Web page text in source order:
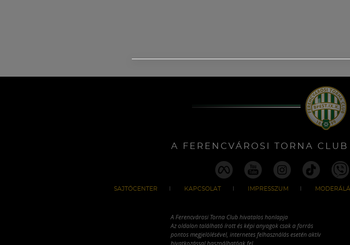
A FERENCVÁROSI TORNA
SAJTÓCENTER KAPCSOLAT IMPRESSZUM
A Ferencvárosi Torna Club hivatalos honlapja
Az oldalon található írott és képi anyagok csak a forrás
pontos megjelölésével, internetes felhasználás esetén aktív
hivatkozással használhatóak fel.